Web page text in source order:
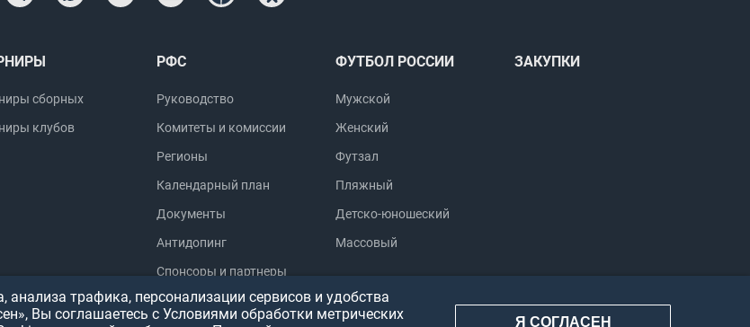
сборных
клубов
РФС
Руководство
Комитеты и комиссии
Регионы
Календарный план
Документы
Антидопинг
Спонсоры и партнеры
ФУТБОЛ РОССИИ
Мужской
Женский
Футзал
Пляжный
Детско-юношеский
Массовый
ЗАКУПКИ
трафика, персонализации сервисов и удобства
Вы соглашаетесь с Условиями обработки метрических
Я СОГЛАСЕН